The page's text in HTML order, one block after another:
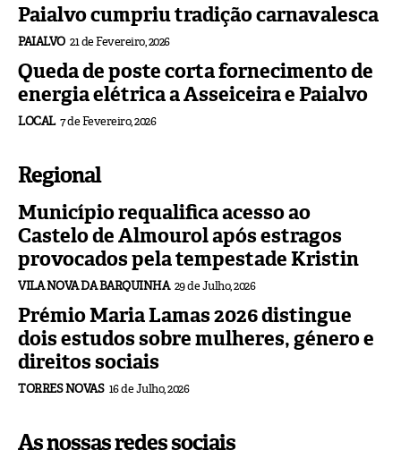
Paialvo cumpriu tradição carnavalesca
PAIALVO 21 de Fevereiro, 2026
Queda de poste corta fornecimento de
energia elétrica a Asseiceira e Paialvo
LOCAL 7 de Fevereiro, 2026
Regional
Município requalifica acesso ao
Castelo de Almourol após estragos
provocados pela tempestade Kristin
VILA NOVA DA BARQUINHA 29 de Julho, 2026
Prémio Maria Lamas 2026 distingue
dois estudos sobre mulheres, género e
direitos sociais
TORRES NOVAS 16 de Julho, 2026
As nossas redes sociais